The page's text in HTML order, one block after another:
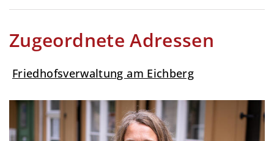
Zugeordnete Adressen
Friedhofsverwaltung am Eichberg